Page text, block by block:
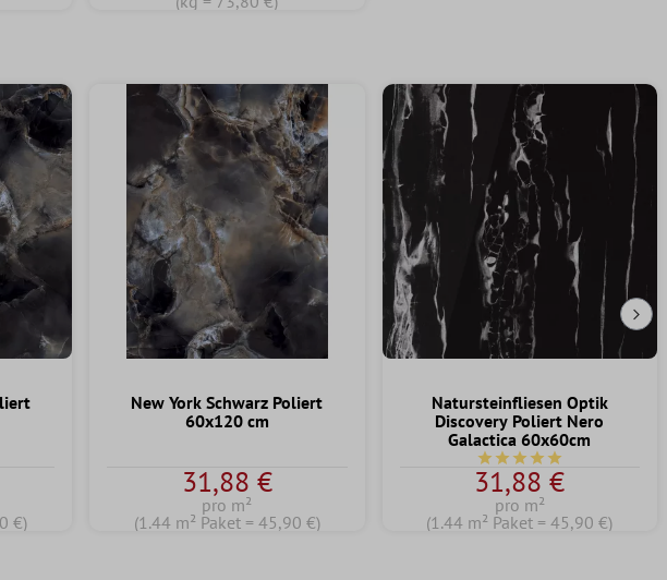
€)
New York Schwarz Poliert
60x120 cm
31,88 €
pro m²
(1.44 m² Paket = 45,90 €)
Natursteinfliesen Optik
Discovery Poliert Nero
Galactica 60x60cm
Durchschnittliche
31,88 €
pro m²
(1.44 m² Paket = 45,90 €)